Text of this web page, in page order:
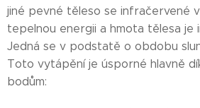
jiné pevné těleso se infračervené
tepelnou energii a hmota tělesa je
Jedná se v podstatě o obdobu
Toto vytápění je úsporné hlavně
bodům: